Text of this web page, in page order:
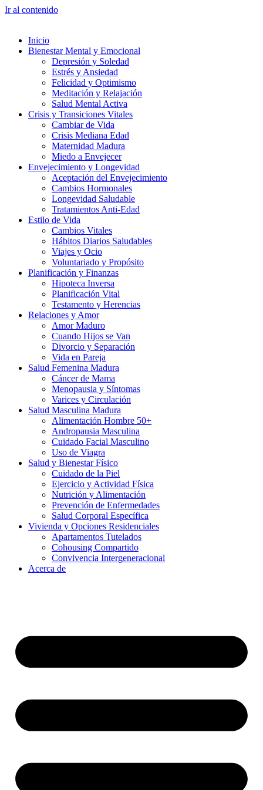
Ir al contenido
Inicio
Bienestar Mental y Emocional
Depresión y Soledad
Estrés y Ansiedad
Felicidad y Optimismo
Meditación y Relajación
Salud Mental Activa
Crisis y Transiciones Vitales
Cambiar de Vida
Crisis Mediana Edad
Maternidad Madura
Miedo a Envejecer
Envejecimiento y Longevidad
Aceptación del Envejecimiento
Cambios Hormonales
Longevidad Saludable
Tratamientos Anti-Edad
Estilo de Vida
Cambios Vitales
Hábitos Diarios Saludables
Viajes y Ocio
Voluntariado y Propósito
Planificación y Finanzas
Hipoteca Inversa
Planificación Vital
Testamento y Herencias
Relaciones y Amor
Amor Maduro
Cuando Hijos se Van
Divorcio y Separación
Vida en Pareja
Salud Femenina Madura
Cáncer de Mama
Menopausia y Síntomas
Varices y Circulación
Salud Masculina Madura
Alimentación Hombre 50+
Andropausia Masculina
Cuidado Facial Masculino
Uso de Viagra
Salud y Bienestar Físico
Cuidado de la Piel
Ejercicio y Actividad Física
Nutrición y Alimentación
Prevención de Enfermedades
Salud Corporal Específica
Vivienda y Opciones Residenciales
Apartamentos Tutelados
Cohousing Compartido
Convivencia Intergeneracional
Acerca de